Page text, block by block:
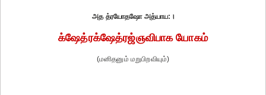
அத த்ரயோதஷோ அத்யாய:।
க்ஷேத்ரக்ஷேத்ரஜ்ஞவிபாக யோகம்
(மனிதனும் மறுபிறவியும்)